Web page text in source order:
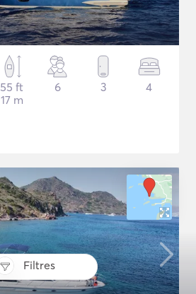
Filtres
55 ft
17 m
6 3 4